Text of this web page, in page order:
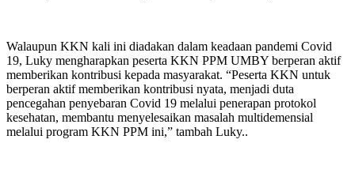
Walaupun KKN kali ini diadakan dalam keadaan pandemi Covid
19, Luky mengharapkan peserta KKN PPM UMBY berperan aktif
memberikan kontribusi kepada masyarakat. “Peserta KKN untuk
berperan aktif memberikan kontribusi nyata, menjadi duta
pencegahan penyebaran Covid 19 melalui penerapan protokol
kesehatan, membantu menyelesaikan masalah multidemensial
melalui program KKN PPM ini,” tambah Luky..